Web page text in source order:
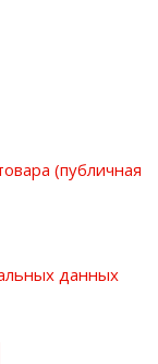
(публичная
данных